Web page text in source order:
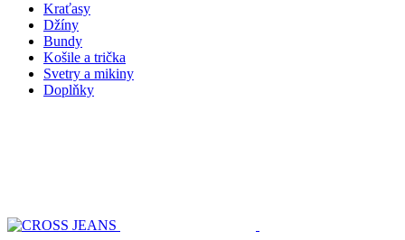
Kraťasy
Džíny
Bundy
Košile a trička
Svetry a mikiny
Doplňky